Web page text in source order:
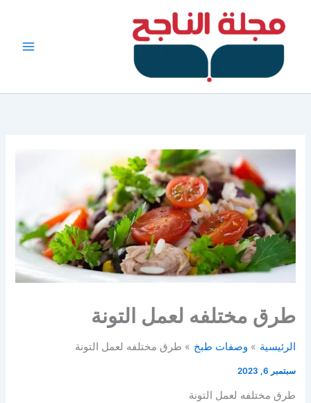
طرق مختلفه لعمل التونة
الرئيسية وصفات طبخ طرق مختلفه لعمل التونة
سبتمبر 6, 2023
طرق مختلفه لعمل التونة